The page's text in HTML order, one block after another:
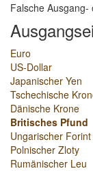
Falsche Ausgang-
Euro
US-Dollar
Japanischer Yen
Tschechische
Dänische Krone
Britisches Pfund
Ungarischer Forint
Polnischer Zloty
Rumänischer Leu